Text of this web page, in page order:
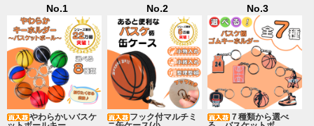
No.1
やわらかいバスケ
No.2
フック付マルチミ
No.3
７種類から選べ